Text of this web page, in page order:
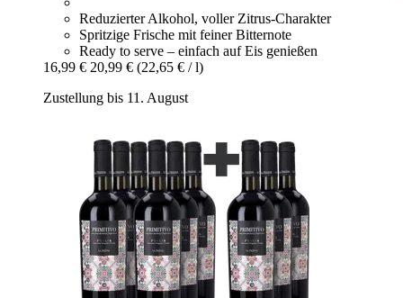
Reduzierter Alkohol, voller Zitrus-Charakter
Spritzige Frische mit feiner Bitternote
Ready to serve – einfach auf Eis genießen
16,99 € 20,99 € (22,65 € / l)
Zustellung bis 11. August